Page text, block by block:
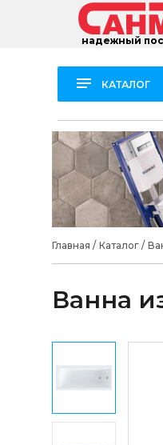
надежный
КАТАЛОГ
Главная / Каталог/
Ванна